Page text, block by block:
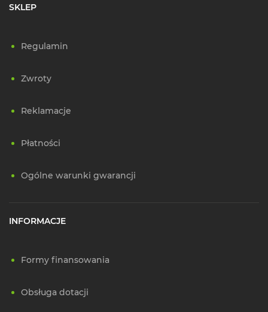
SKLEP
Regulamin
Zwroty
Reklamacje
Płatności
Ogólne warunki gwarancji
INFORMACJE
Formy finansowania
Obsługa dotacji